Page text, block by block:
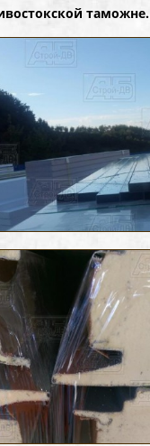
таможне.